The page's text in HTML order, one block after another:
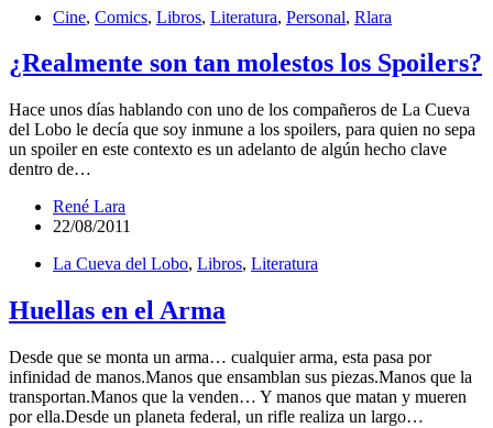
Cine, Comics, Libros, Literatura, Personal, Rlara
¿Realmente son tan molestos los Spoilers?
Hace unos días hablando con uno de los compañeros de La Cueva
del Lobo le decía que soy inmune a los spoilers, para quien no sepa
un spoiler en este contexto es un adelanto de algún hecho clave
dentro de…
René Lara
22/08/2011
La Cueva del Lobo, Libros, Literatura
Huellas en el Arma
Desde que se monta un arma… cualquier arma, esta pasa por
infinidad de manos.Manos que ensamblan sus piezas.Manos que la
transportan.Manos que la venden… Y manos que matan y mueren
por ella.Desde un planeta federal, un rifle realiza un largo…